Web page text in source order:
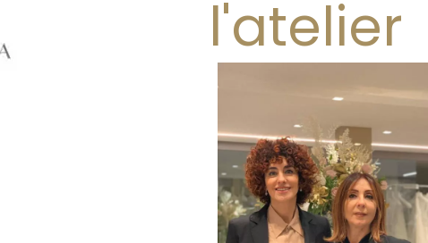
l'atelier